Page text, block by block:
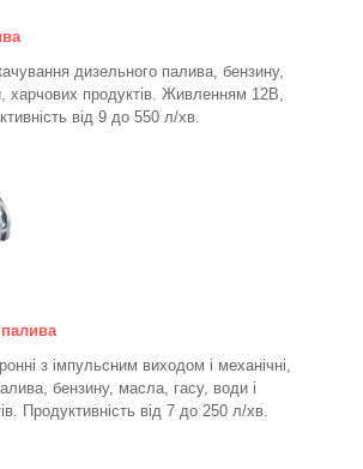
дизельного палива, бензину,
харчових продуктів. Живленням 12В,
від 9 до 550 л/хв.
з імпульсним виходом і механічні,
бензину, масла, гасу, води і
Продуктивність від 7 до 250 л/хв.